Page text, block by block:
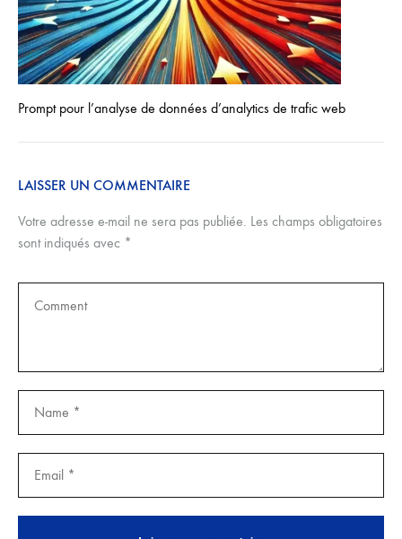
Prompt pour l’analyse de données d’analytics de trafic web
LAISSER UN COMMENTAIRE
Votre adresse e-mail ne sera pas publiée. Les champs obligatoires
sont indiqués avec *